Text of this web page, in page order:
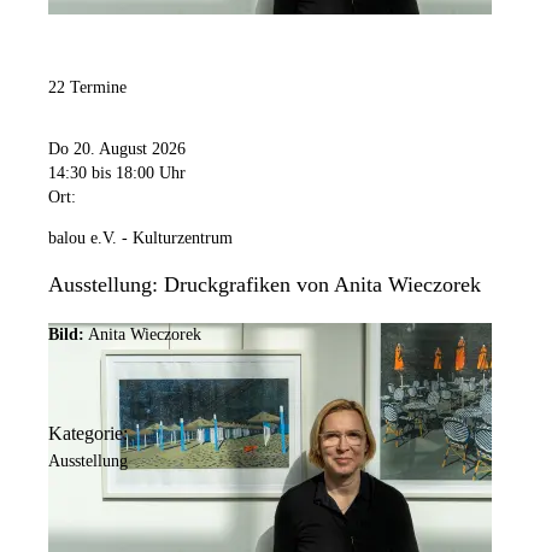
22 Termine
Do 20. August 2026
14:30 bis 18:00 Uhr
Ort:
balou e.V. - Kulturzentrum
Ausstellung: Druckgrafiken von Anita Wieczorek
Bild: Anita Wieczorek
Kategorie:
Ausstellung